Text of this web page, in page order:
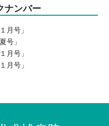
ナンバー
月号」
号」
月号」
月号」